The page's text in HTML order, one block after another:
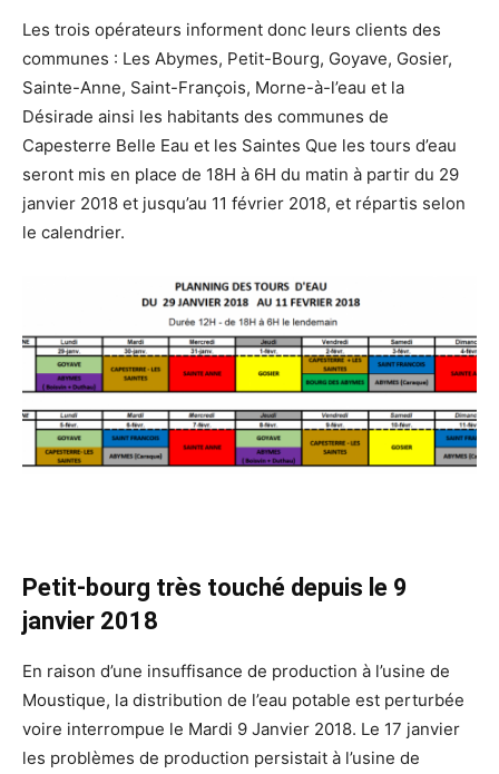
Les trois opérateurs informent donc leurs clients des
communes : Les Abymes, Petit-Bourg, Goyave, Gosier,
Sainte-Anne, Saint-François, Morne-à-l’eau et la
Désirade ainsi les habitants des communes de
Capesterre Belle Eau et les Saintes Que les tours d’eau
seront mis en place de 18H à 6H du matin à partir du 29
janvier 2018 et jusqu’au 11 février 2018, et répartis selon
le calendrier.
Petit-bourg très touché depuis le 9
janvier 2018
En raison d’une insuffisance de production à l’usine de
Moustique, la distribution de l’eau potable est perturbée
voire interrompue le Mardi 9 Janvier 2018. Le 17 janvier
les problèmes de production persistait à l’usine de